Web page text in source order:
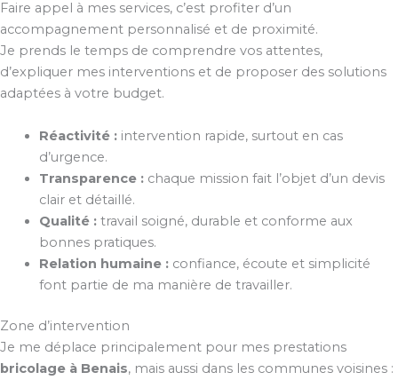
Faire appel à mes services, c’est profiter d’un
accompagnement personnalisé et de proximité.
Je prends le temps de comprendre vos attentes,
d’expliquer mes interventions et de proposer des solutions
adaptées à votre budget.
Réactivité :intervention rapide, surtout en cas
d’urgence.
Transparence :chaque mission fait l’objet d’un devis
clair et détaillé.
Qualité :travail soigné, durable et conforme aux
bonnes pratiques.
Relation humaine :confiance, écoute et simplicité
font partie de ma manière de travailler.
Zone d’intervention
Je me déplace principalement pour mes prestations
bricolage à Benais, mais aussi dans les communes voisines :